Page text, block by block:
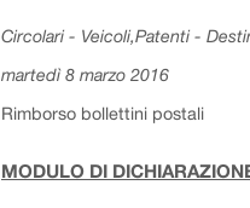
Circolari - Veicoli,Patenti -
martedì 8 marzo 2016
Rimborso bollettini postali
MODULO DI